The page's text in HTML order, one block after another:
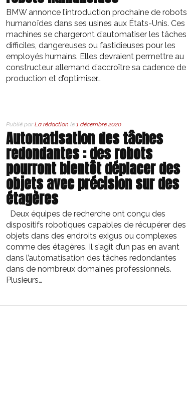
BMW annonce l’introduction prochaine de robots
humanoïdes dans ses usines aux États-Unis. Ces
machines se chargeront d’automatiser les tâches
difficiles, dangereuses ou fastidieuses pour les
employés humains. Elles devraient permettre au
constructeur allemand d’accroître sa cadence de
production et d’optimiser…
Publié par La rédaction le 1 décembre 2020
Automatisation des tâches
redondantes : des robots
pourront bientôt déplacer des
objets avec précision sur des
étagères
Deux équipes de recherche ont conçu des
dispositifs robotiques capables de récupérer des
objets dans des endroits exigus ou complexes
comme des étagères. Il s’agit d’un pas en avant
dans l’automatisation des tâches redondantes
dans de nombreux domaines professionnels.
Plusieurs…